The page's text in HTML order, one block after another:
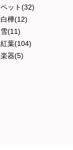
ペット(32)
白樺(12)
雪(11)
紅葉(104)
楽器(5)